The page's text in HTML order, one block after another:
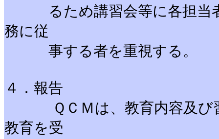
るため講習会等に各担当者
務に従
事する者を重視する。
４．報告
ＱＣＭは、教育内容及び習
教育を受